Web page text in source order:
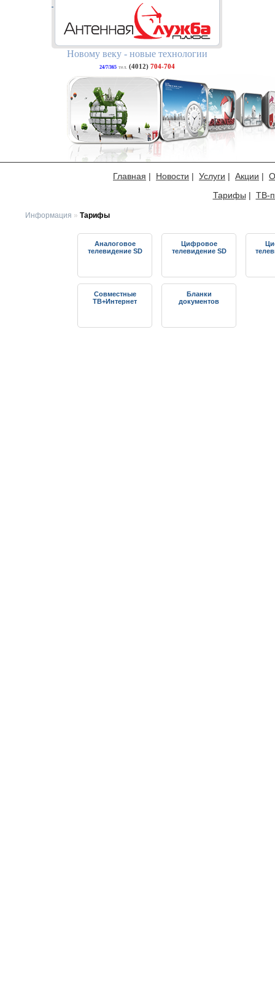
Новому веку - новые технологии
24/7/365 тел. (4012)704-704
Главная | Новости | Услуги | Акции |
Тарифы | ТВ-
Информация » Тарифы
Аналоговое
телевидение SD
Цифровое
телевидение SD
Совместные
ТВ+Интернет
Бланки
документов